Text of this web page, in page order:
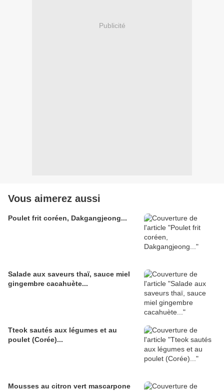
Publicité
Vous aimerez aussi
Poulet frit coréen, Dakgangjeong...
Salade aux saveurs thaï, sauce miel
gingembre cacahuète...
Tteok sautés aux légumes et au
poulet (Corée)...
Mousses au citron vert mascarpone